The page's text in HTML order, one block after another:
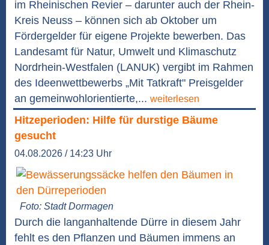
im Rheinischen Revier – darunter auch der Rhein-
Kreis Neuss – können sich ab Oktober um
Fördergelder für eigene Projekte bewerben. Das
Landesamt für Natur, Umwelt und Klimaschutz
Nordrhein-Westfalen (LANUK) vergibt im Rahmen
des Ideenwettbewerbs „Mit Tatkraft" Preisgelder
an gemeinwohlorientierte,... weiterlesen
Hitzeperioden: Hilfe für durstige Bäume
gesucht
04.08.2026 / 14:23 Uhr
Foto: Stadt Dormagen
Durch die langanhaltende Dürre in diesem Jahr
fehlt es den Pflanzen und Bäumen immens an